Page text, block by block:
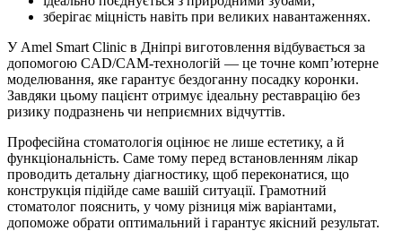
зберігає міцність навіть при великих навантаженнях.
У Amel Smart Clinic в Дніпрі виготовлення відбувається за
допомогою CAD/CAM-технологій — це точне комп’ютерне
моделювання, яке гарантує бездоганну посадку коронки.
Завдяки цьому пацієнт отримує ідеальну реставрацію без
ризику подразнень чи неприємних відчуттів.
Професійна стоматологія оцінює не лише естетику, а й
функціональність. Саме тому перед встановленням лікар
проводить детальну діагностику, щоб переконатися, що
конструкція підійде саме вашій ситуації. Грамотний
стоматолог пояснить, у чому різниця між варіантами,
допоможе обрати оптимальний і гарантує якісний результат.